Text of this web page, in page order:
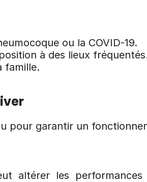
ou la COVID-19.
à des lieux
famille.
pour garantir un
altérer les